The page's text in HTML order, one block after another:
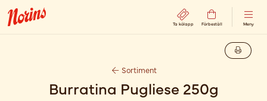
Ta kölapp Förbeställ Meny
Sortiment
Burratina Pugliese 250g